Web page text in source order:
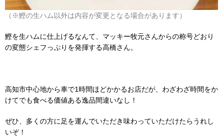
（※鰹の生ハム以外は内容が変更となる場合があります）
鰹を生ハムに仕上げるなんて、マッキー牧元さんからの称号どおり
の変態シェフっぷりを発揮する高橋さん。
高知市中心地から車で1時間ほどかかるお店だが、わざわざ時間をか
けてでも食べる価値ある逸品間違いなし！
ぜひ、多くの方に足を運んでいただき味わっていただけたらうれし
いぞ！